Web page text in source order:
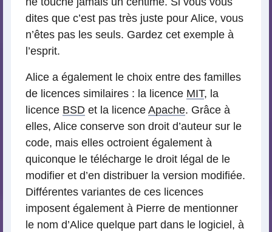
dites que c’est pas très juste pour Alice, vous
n’êtes pas les seuls. Gardez cet exemple à
l’esprit.
Alice a également le choix entre des familles
de licences similaires : la licence MIT, la
licence BSD et la licence Apache. Grâce à
elles, Alice conserve son droit d’auteur sur le
code, mais elles octroient également à
quiconque le télécharge le droit légal de le
modifier et d’en distribuer la version modifiée.
Différentes variantes de ces licences
imposent également à Pierre de mentionner
le nom d’Alice quelque part dans le logiciel, à